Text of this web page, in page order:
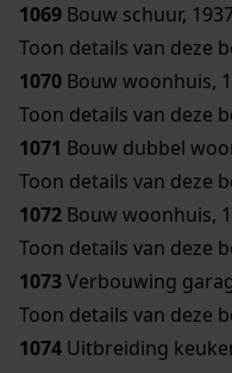
1069 Bouw schuur,
Toon details van deze
1070 Bouw woonhuis,
Toon details van deze
1071 Bouw dubbel
Toon details van deze
1072 Bouw woonhuis,
Toon details van deze
1073Verbouwing
Toon details van deze
1074 Uitbreiding